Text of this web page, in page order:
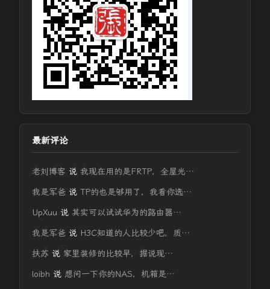
最新评论
老刘博客 说 我现在用的是FRTP，全屋光…
我是军爸 说 TP的也是够用了，我看你选…
UpXuu 说 其实可以试试华为的路由器…
我是军爸 说 H3C知道的人比较少吧，质…
扶苏 说 家里装修的比较早，据说现…
loibh 说 想问一下你的NAS，机箱是…